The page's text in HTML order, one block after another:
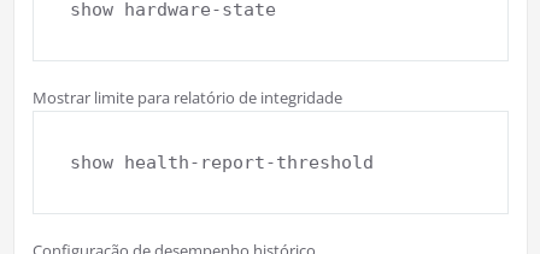
show hardware-state
Mostrar limite para relatório de integridade
show health-report-threshold